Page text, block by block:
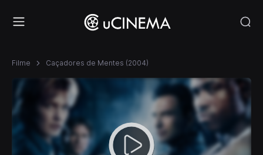
Filme Caçadores de Mentes (2004)